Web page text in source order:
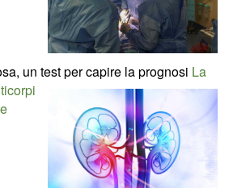
un test per capire la prognosi La